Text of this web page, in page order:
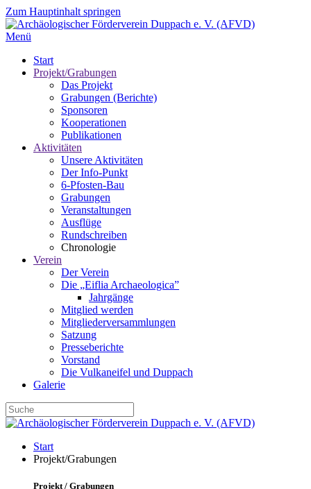
Zum Hauptinhalt springen
Menü
Start
Projekt/Grabungen
Das Projekt
Grabungen (Berichte)
Sponsoren
Kooperationen
Publikationen
Aktivitäten
Unsere Aktivitäten
Der Info-Punkt
6-Pfosten-Bau
Grabungen
Veranstaltungen
Ausflüge
Rundschreiben
Chronologie
Verein
Der Verein
Die „Eiflia Archaeologica”
Jahrgänge
Mitglied werden
Mitgliederversammlungen
Satzung
Presseberichte
Vorstand
Die Vulkaneifel und Duppach
Galerie
Start
Projekt/Grabungen
Projekt / Grabungen